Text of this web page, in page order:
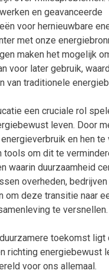
en geavanceerde
voor hernieuwbare
met onze
maken het mogelijk
voor later gebruik,
van traditionele
een cruciale rol
leven. Door
en hen
om dit te
waarin duurzaamheid
overheden,
om deze transitie naar
te versnellen.
toekomst ligt
richting energiebewust
voor ons allemaal.